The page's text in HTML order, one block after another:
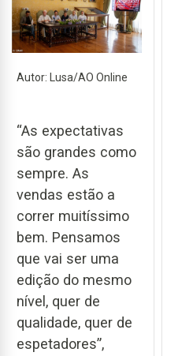
Autor: Lusa/AO Online
“As expectativas
são grandes como
sempre. As
vendas estão a
correr muitíssimo
bem. Pensamos
que vai ser uma
edição do mesmo
nível, quer de
qualidade, quer de
espetadores”,